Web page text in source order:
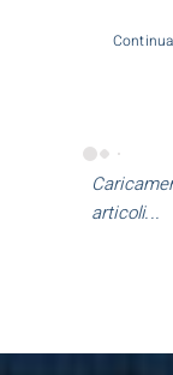
articoli...